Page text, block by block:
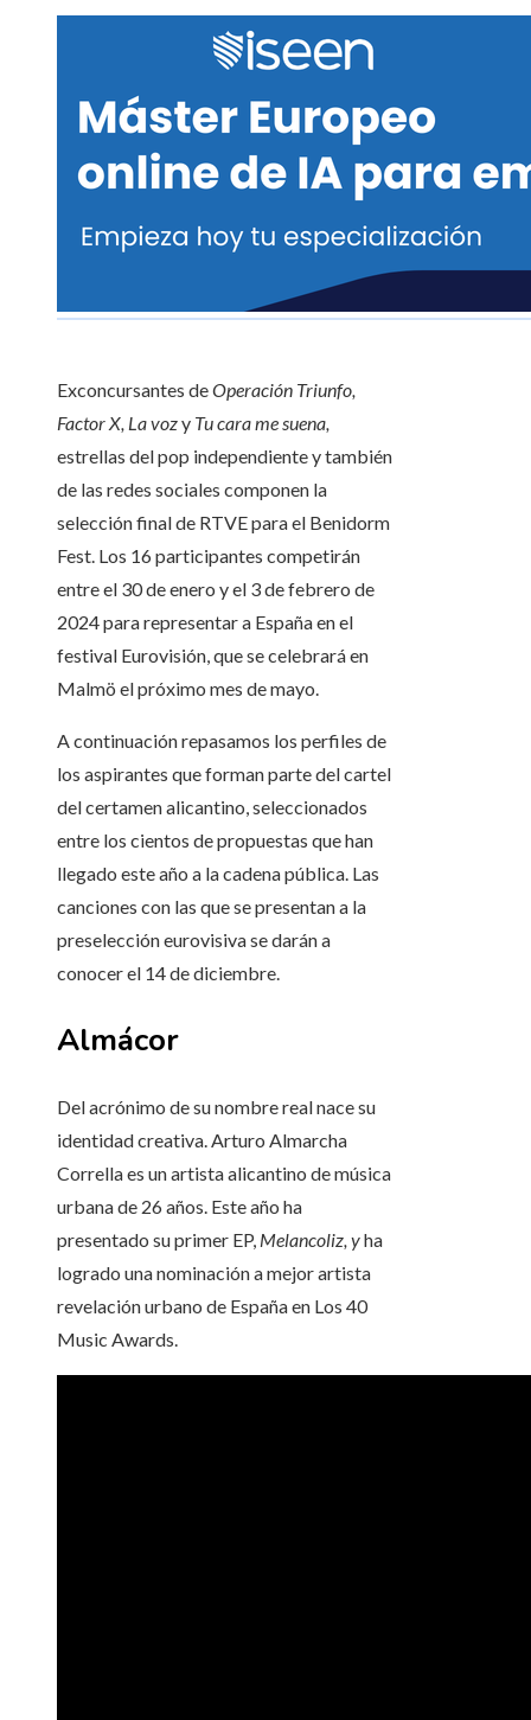
Exconcursantes deOperación Triunfo,
Factor X, La vozy Tu cara me suena,
estrellas del pop independiente y también
de las redes sociales componen la
selección final de RTVE para el Benidorm
Fest. Los 16 participantes competirán
entre el 30 de enero y el 3 de febrero de
2024 para representar a España en el
festival Eurovisión, que se celebrará en
Malmö el próximo mes de mayo.
A continuación repasamos los perfiles de
los aspirantes que forman parte del cartel
del certamen alicantino, seleccionados
entre los cientos de propuestas que han
llegado este año a la cadena pública. Las
canciones con las que se presentan a la
preselección eurovisiva se darán a
conocer el 14 de diciembre.
Almácor
Del acrónimo de su nombre real nace su
identidad creativa. Arturo Almarcha
Corrella es un artista alicantino de música
urbana de 26 años. Este año ha
presentado su primer EP, Melancoliz, yha
logrado unanominación a mejor artista
revelación urbano de España en Los 40
Music Awards.